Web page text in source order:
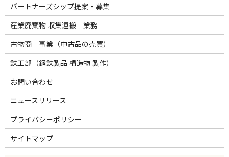
パートナーズシップ提案・募集
産業廃棄物 収集運搬 業務
古物商 事業（中古品の売買）
鉄工部（鋼鉄製品 構造物 製作）
お問い合わせ
ニュースリリース
プライバシーポリシー
サイトマップ